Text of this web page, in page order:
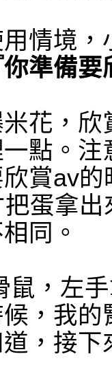
情境
你準備
花，
點。
賞av
蛋拿
同。
鼠，左
，我
，接